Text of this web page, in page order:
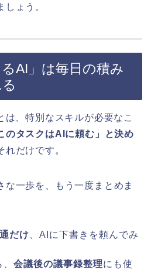
しょう。
AI」は毎日の積み
、特別なスキルが必要なこ
のタスクはAIに頼む」と決め
だけです。
な一歩を、もう一度まとめま
だけ 、AIに下書きを頼んでみ
会議後の議事録整理にも使